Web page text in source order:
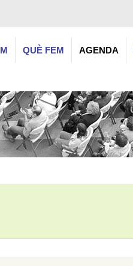
QUÈ FEM AGENDA